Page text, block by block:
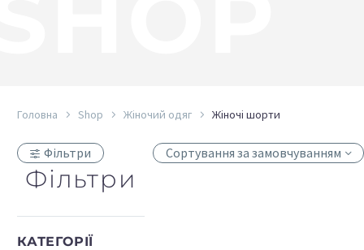
Головна Shop Жіночий одяг Жіночі шорти
Фільтри
Фільтри
КАТЕГОРІЇ
Сортування за замовчуванням